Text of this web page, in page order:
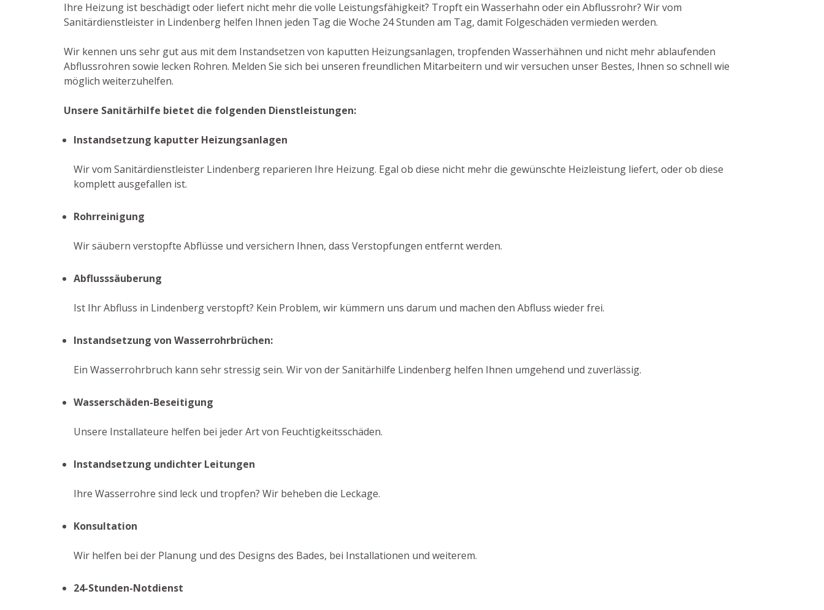
Ihre Heizung ist beschädigt oder liefert nicht mehr die volle Leistungsfähigkeit? Tropft ein Wasserhahn oder ein Abflussrohr? Wir vom
Sanitärdienstleister in Lindenberg helfen Ihnen jeden Tag die Woche 24 Stunden am Tag, damit Folgeschäden vermieden werden.
Wir kennen uns sehr gut aus mit dem Instandsetzen von kaputten Heizungsanlagen, tropfenden Wasserhähnen und nicht mehr ablaufenden
Abflussrohren sowie lecken Rohren. Melden Sie sich bei unseren freundlichen Mitarbeitern und wir versuchen unser Bestes, Ihnen so schnell wie
möglich weiterzuhelfen.
Unsere Sanitärhilfe bietet die folgenden Dienstleistungen:
Instandsetzung kaputter Heizungsanlagen
Wir vom Sanitärdienstleister Lindenberg reparieren Ihre Heizung. Egal ob diese nicht mehr die gewünschte Heizleistung liefert, oder ob diese
komplett ausgefallen ist.
Rohrreinigung
Wir säubern verstopfte Abflüsse und versichern Ihnen, dass Verstopfungen entfernt werden.
Abflusssäuberung
Ist Ihr Abfluss in Lindenberg verstopft? Kein Problem, wir kümmern uns darum und machen den Abfluss wieder frei.
Instandsetzung von Wasserrohrbrüchen:
Ein Wasserrohrbruch kann sehr stressig sein. Wir von der Sanitärhilfe Lindenberg helfen Ihnen umgehend und zuverlässig.
Wasserschäden-Beseitigung
Unsere Installateure helfen bei jeder Art von Feuchtigkeitsschäden.
Instandsetzung undichter Leitungen
Ihre Wasserrohre sind leck und tropfen? Wir beheben die Leckage.
Konsultation
Wir helfen bei der Planung und des Designs des Bades, bei Installationen und weiterem.
24-Stunden-Notdienst